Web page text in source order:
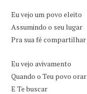
Eu vejo um povo eleito
Assumindo o seu lugar
Pra sua fé compartilhar
Eu vejo avivamento
Quando o Teu povo orar
E Te buscar